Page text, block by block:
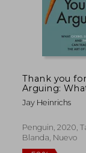
Thank you for
Arguing:
Shakespeare
Simpsons can
Persuasion
Jay Heinrichs
Penguin, 2020,
Blanda, Nuevo